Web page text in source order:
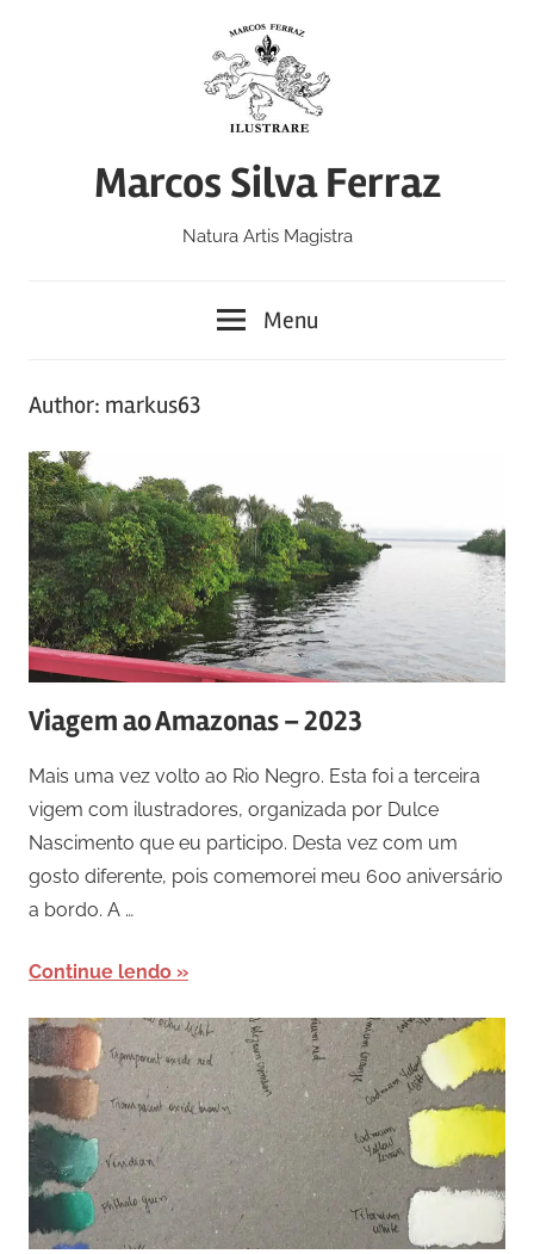
Marcos Silva Ferraz
Natura Artis Magistra
Menu
Author: markus63
Viagem ao Amazonas – 2023
Mais uma vez volto ao Rio Negro. Esta foi a terceira
vigem com ilustradores, organizada por Dulce
Nascimento que eu participo. Desta vez com um
gosto diferente, pois comemorei meu 60o aniversário
a bordo. A …
Continue lendo